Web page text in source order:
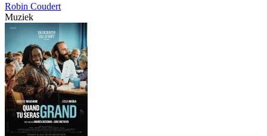
Robin Coudert
Muziek